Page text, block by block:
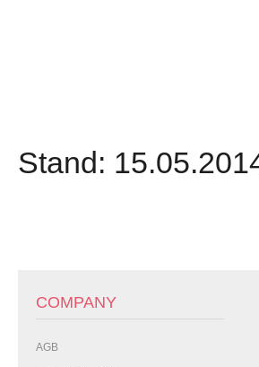
Stand:
COMPANY
AGB